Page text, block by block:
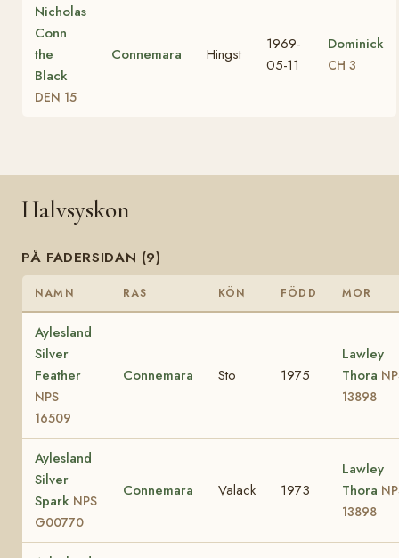
Nicholas
Conn
the
Black
DEN 15
Connemara Hingst
1969-
05-11
Dominick
CH 3
Halvsyskon
PÅ FADERSIDAN (9)
NAMN RAS KÖN FÖDD MOR
Aylesland
Silver
Feather
NPS
16509
Connemara Sto 1975
Lawley
Thora
13898
Aylesland
Silver
Spark NPS
G00770
Connemara Valack 1973
Lawley
Thora
13898